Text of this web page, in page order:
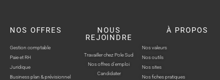
NOS OFFRES
Gestion comptable
Paie et RH
Juridique
Business plan & prévisionnel
NOUS
REJOINDRE
Travailler chez Pole Sud
Nos offres d'emploi
Candidater
À PROPOS
Nos valeurs
Nos outils
Nos sites
Nos fiches pratiques